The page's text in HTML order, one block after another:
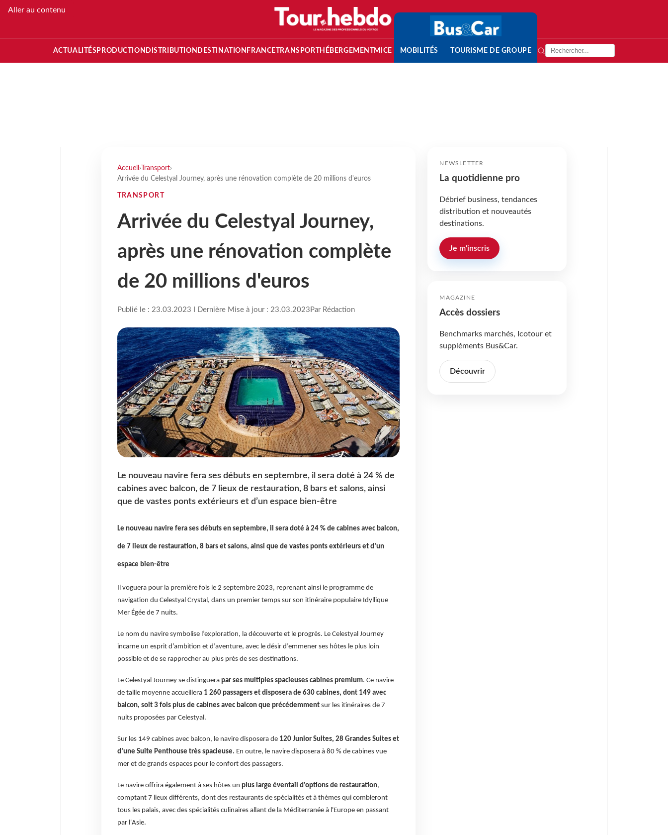
Aller au contenu
ACTUALITÉS PRODUCTION DISTRIBUTION DESTINATION FRANCETRANSPORT HÉBERGEMENTMICE MOBILITÉS TOURISME DE GROUPE
Accueil › Transport›
Arrivée du Celestyal Journey, après une rénovation complète de 20 millions d'euros
TRANSPORT
Arrivée du Celestyal Journey,
après une rénovation complète
de 20 millions d'euros
Publié le : 23.03.2023 I Dernière Mise à jour : 23.03.2023 Par Rédaction
Le nouveau navire fera ses débuts en septembre, il sera doté à 24 % de
cabines avec balcon, de 7 lieux de restauration, 8 bars et salons, ainsi
que de vastes ponts extérieurs et d’un espace bien-être
Le nouveau navire fera ses débuts en septembre, il sera doté à 24 % de cabines avec balcon,
de 7 lieux de restauration, 8 bars et salons, ainsi que de vastes ponts extérieurs et d’un
espace bien-être
Il voguera pour la première fois le 2 septembre 2023, reprenant ainsi le programme de
navigation du Celestyal Crystal, dans un premier temps sur son itinéraire populaire Idyllique
Mer Égée de 7 nuits.
Le nom du navire symbolise l’exploration, la découverte et le progrès. Le Celestyal Journey
incarne un esprit d’ambition et d’aventure, avec le désir d’emmener ses hôtes le plus loin
possible et de se rapprocher au plus près de ses destinations.
Le Celestyal Journey se distinguera par ses multiples spacieuses cabines premium. Ce navire
de taille moyenne accueillera 1 260 passagers et disposera de 630 cabines, dont 149 avec
balcon, soit 3 fois plus de cabines avec balcon que précédemmentsur les itinéraires de 7
nuits proposées par Celestyal.
Sur les 149 cabines avec balcon, le navire disposera de 120 Junior Suites, 28 Grandes Suites et
d’une Suite Penthouse très spacieuse. En outre, le navire disposera à 80 % de cabines vue
mer et de grands espaces pour le confort des passagers.
Le navire offrira également à ses hôtes un plus large éventail d'options de restauration,
comptant 7 lieux différents, dont des restaurants de spécialités et à thèmes qui combleront
tous les palais, avec des spécialités culinaires allant de la Méditerranée à l'Europe en passant
par l'Asie.
NEWSLETTER
La quotidienne pro
Débrief business, tendances
distribution et nouveautés
destinations.
Je m'inscris
MAGAZINE
Accès dossiers
Benchmarks marchés, Icotour et
suppléments Bus&Car.
Découvrir